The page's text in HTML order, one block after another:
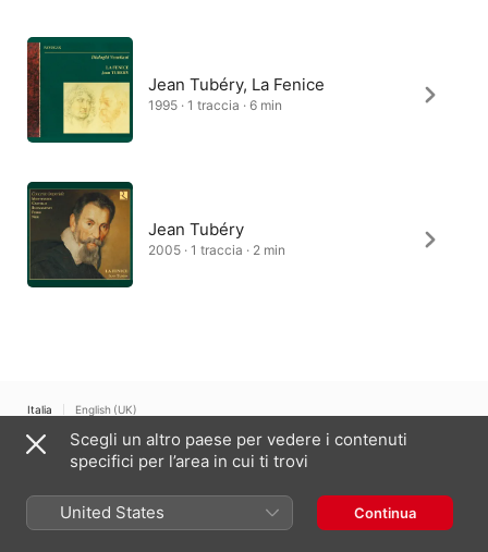
Jean Tubéry, La Fenice
1995 · 1 traccia · 6 min
Jean Tubéry
2005 · 1 traccia · 2 min
Italia English (UK)
Copyright © 2026 Apple Inc.
Tutti i diritti riservati.
Condizioni dei servizi internet
Scegli un altro paese per vedere i contenuti
specifici per l’area in cui ti trovi
United States Continua